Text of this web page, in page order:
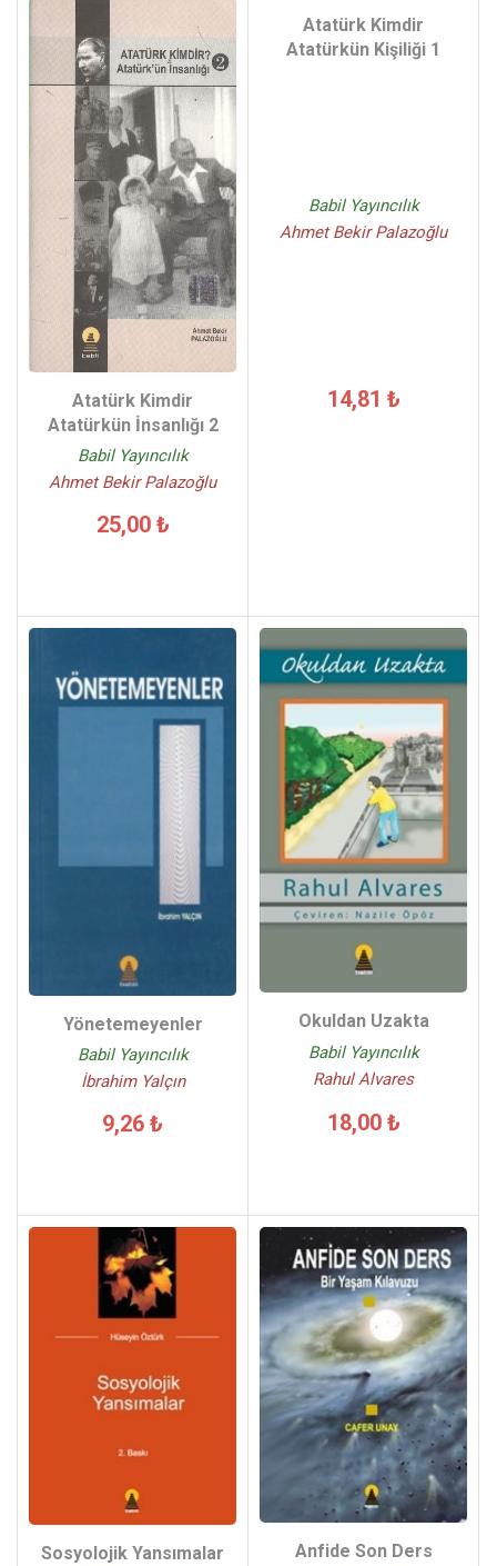
Atatürk Kimdir
Atatürkün İnsanlığı 2
Babil Yayıncılık
Ahmet Bekir Palazoğlu
25,00 ₺
Atatürk Kimdir
Atatürkün Kişiliği 1
Babil Yayıncılık
Ahmet Bekir Palazoğlu
14,81 ₺
Yönetemeyenler
Babil Yayıncılık
İbrahim Yalçın
9,26 ₺
Okuldan Uzakta
Babil Yayıncılık
Rahul Alvares
18,00 ₺
Sosyolojik Yansımalar Anfide Son Ders